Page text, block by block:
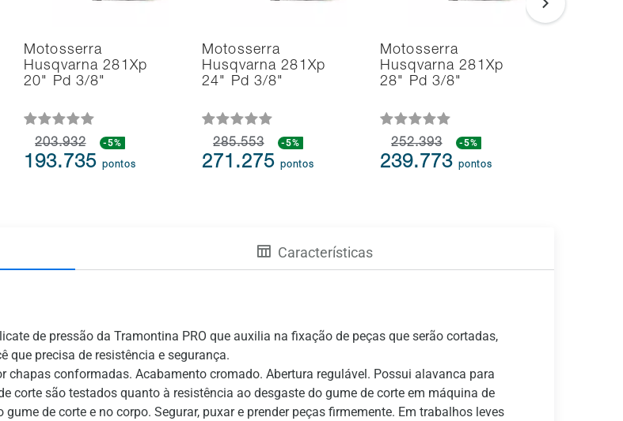
Motosserra
Husqvarna 281Xp
20" Pd 3/8"
203.932 -5%
193.735pontos
Motosserra
Husqvarna 281Xp
24" Pd 3/8"
285.553 -5%
271.275pontos
Motosserra
Husqvarna 281Xp
28" Pd 3/8"
252.393 -5%
239.773pontos
Características
de pressão da Tramontina PRO que auxilia na fixação de peças que serão cortadas,
que precisa de resistência e segurança.
conformadas. Acabamento cromado. Abertura regulável. Possui alavanca para
corte são testados quanto à resistência ao desgaste do gume de corte em máquina de
de corte e no corpo. Segurar, puxar e prender peças firmemente. Em trabalhos leves